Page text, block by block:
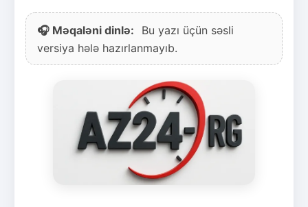
🎧 Məqaləni dinlə:
Bu yazı üçün səsli
versiya hələ hazırlanmayıb.